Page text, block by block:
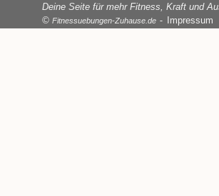
Deine Seite für mehr Fitness, Kraft und
© Fitnessuebungen-Zuhause.de ⁃ Impressum